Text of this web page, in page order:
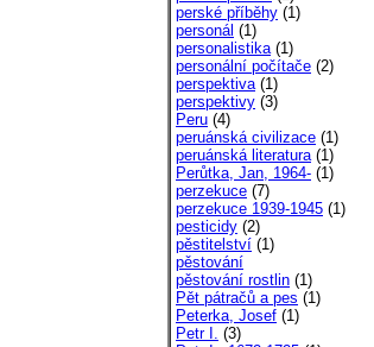
perské příběhy (1)
personál (1)
personalistika(1)
personální počítače (2)
perspektiva(1)
perspektivy (3)
Peru (4)
peruánská civilizace (1)
peruánská literatura(1)
Perůtka, Jan, 1964- (1)
perzekuce (7)
perzekuce 1939-1945 (1)
pesticidy (2)
pěstitelství (1)
pěstování
pěstování rostlin (1)
Pět pátračů a pes (1)
Peterka, Josef (1)
Petr I. (3)